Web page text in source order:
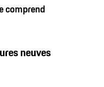
comprend
neuves